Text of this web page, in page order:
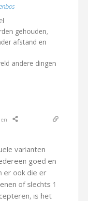
gehouden,
afstand en
andere dingen
varianten
goed en
er ook die er
of slechts 1
is het